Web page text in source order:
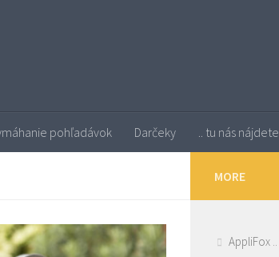
pohľadávok Darčeky .. tu nás nájdete
MORE
AppliFox ..